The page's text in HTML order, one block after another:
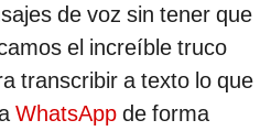
de voz sin tener que
el increíble truco
transcribir a texto lo que
WhatsApp de forma